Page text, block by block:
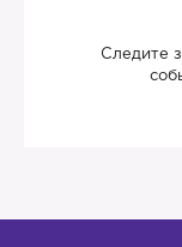
Следите